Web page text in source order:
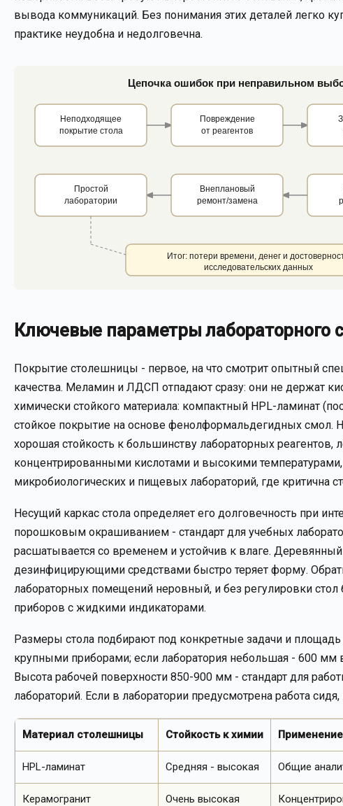
вывода коммуникаций. Без понимания этих деталей легко
практике неудобна и недолговечна.
Цепочка ошибок при неправильном
Неподходящее
покрытие стола
Повреждение
от реагентов
Внеплановый
ремонт/замена
Простой
лаборатории
Итог: потери времени, денег и
исследовательских данных
Ключевые параметры лабораторного
Покрытие столешницы - первое, на что смотрит опытный
качества. Меламин и ЛДСП отпадают сразу: они не держат
химически стойкого материала: компактный HPL-ламинат
стойкое покрытие на основе фенолформальдегидных смол.
хорошая стойкость к большинству лабораторных реагентов,
концентрированными кислотами и высокими
микробиологических и пищевых лабораторий, где критична
Несущий каркас стола определяет его долговечность при
порошковым окрашиванием - стандарт для учебных
расшатывается со временем и устойчив к влаге.
дезинфицирующими средствами быстро теряет форму.
лабораторных помещений неровный, и без регулировки стол
приборов с жидкими индикаторами.
Размеры стола подбирают под конкретные задачи и
крупными приборами; если лаборатория небольшая - 600 мм
Высота рабочей поверхности 850-900 мм - стандарт для
лабораторий. Если в лаборатории предусмотрена работа
Материал столешницы Стойкость к химии Применение
HPL-ламинат Средняя - высокая Общие
Керамогранит Очень высокая